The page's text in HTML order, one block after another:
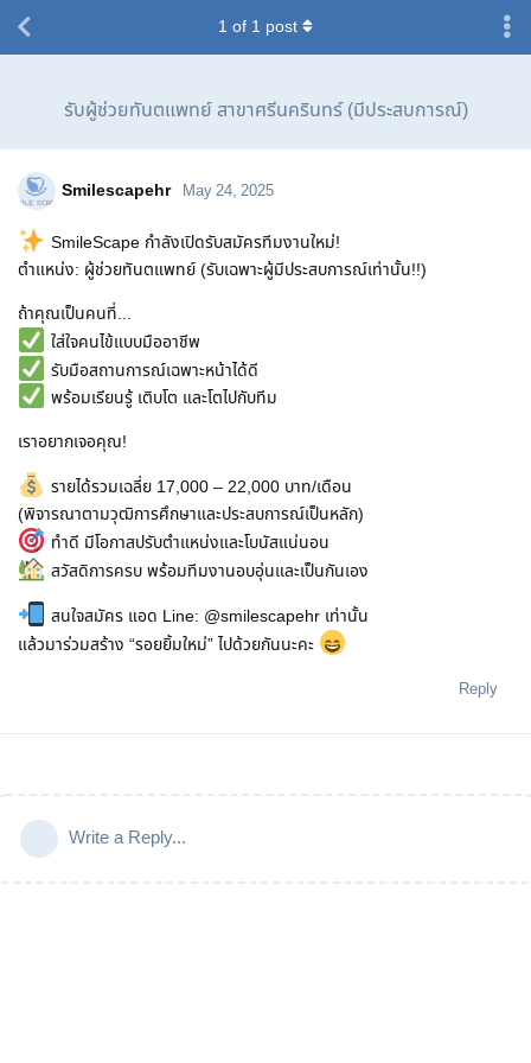
รับผู้ช่วยทันตแพทย์ สาขาศรีนครินทร์ (มีประสบการณ์)
1 of 1 post
Smilescapehr May 24, 2025
SmileScape กำลังเปิดรับสมัครทีมงานใหม่!
ตำแหน่ง: ผู้ช่วยทันตแพทย์ (รับเฉพาะผู้มีประสบการณ์เท่านั้น!!)
ถ้าคุณเป็นคนที่...
ใส่ใจคนไข้แบบมืออาชีพ
รับมือสถานการณ์เฉพาะหน้าได้ดี
พร้อมเรียนรู้ เติบโต และโตไปกับทีม
เราอยากเจอคุณ!
รายได้รวมเฉลี่ย 17,000 – 22,000 บาท/เดือน
(พิจารณาตามวุฒิการศึกษาและประสบการณ์เป็นหลัก)
ทำดี มีโอกาสปรับตำแหน่งและโบนัสแน่นอน
สวัสดิการครบ พร้อมทีมงานอบอุ่นและเป็นกันเอง
สนใจสมัคร แอด Line: @smilescapehr เท่านั้น
แล้วมาร่วมสร้าง “รอยยิ้มใหม่” ไปด้วยกันนะคะ
Reply
Write a Reply...